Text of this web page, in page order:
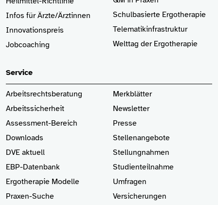
Infos für Ärzte/Ärztinnen
Innovationspreis
Jobcoaching
Schulbasierte Ergotherapie
Telematikinfrastruktur
Welttag der Ergotherapie
Service
Arbeitsrechtsberatung
Arbeitssicherheit
Assessment-Bereich
Downloads
DVE aktuell
EBP-Datenbank
Ergotherapie Modelle
Praxen-Suche
Merkblätter
Newsletter
Presse
Stellenangebote
Stellungnahmen
Studienteilnahme
Umfragen
Versicherungen